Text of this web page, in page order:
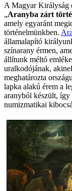
A Magyar Királyság
„Aranyba zárt
amely egyaránt
történelmünkben.
államalapító
színarany érmen,
állítunk méltó
uralkodójának,
meghatározta
lapka alakú érem a
aranyból készült,
numizmatikai